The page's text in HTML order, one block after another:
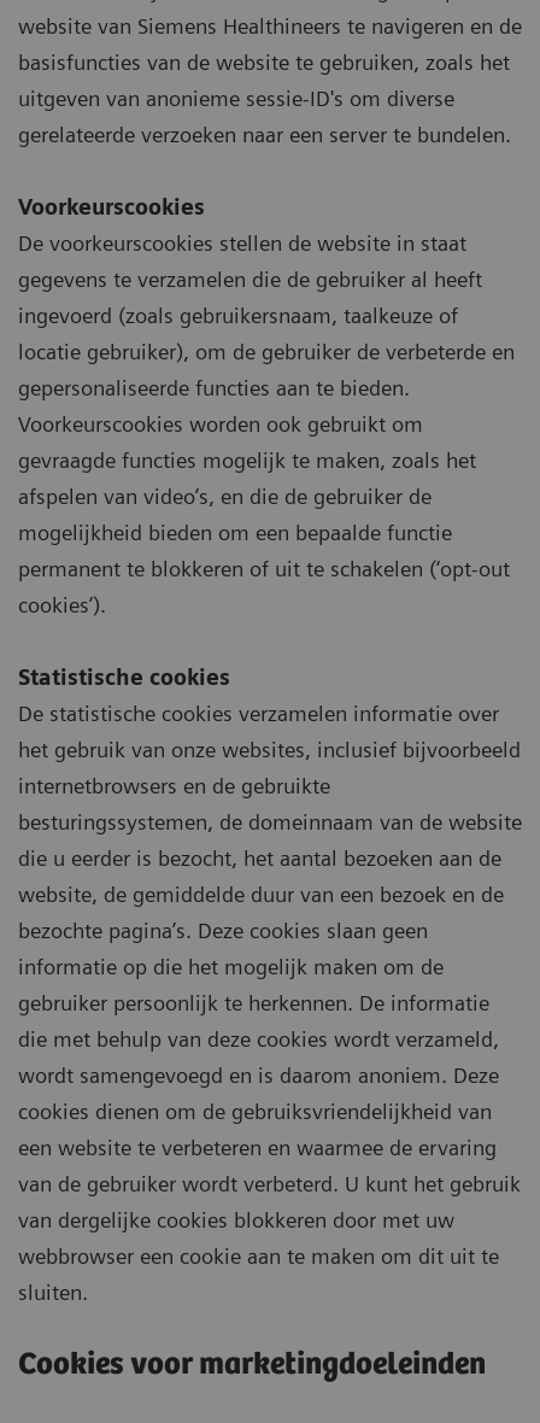
website van Siemens Healthineers te navigeren en de
basisfuncties van de website te gebruiken, zoals het
uitgeven van anonieme sessie-ID's om diverse
gerelateerde verzoeken naar een server te bundelen.
Voorkeurscookies
De voorkeurscookies stellen de website in staat
gegevens te verzamelen die de gebruiker al heeft
ingevoerd (zoals gebruikersnaam, taalkeuze of
locatie gebruiker), om de gebruiker de verbeterde en
gepersonaliseerde functies aan te bieden.
Voorkeurscookies worden ook gebruikt om
gevraagde functies mogelijk te maken, zoals het
afspelen van video’s, en die de gebruiker de
mogelijkheid bieden om een bepaalde functie
permanent te blokkeren of uit te schakelen (‘opt-out
cookies’).
Statistische cookies
De statistische cookies verzamelen informatie over
het gebruik van onze websites, inclusief bijvoorbeeld
internetbrowsers en de gebruikte
besturingssystemen, de domeinnaam van de website
die u eerder is bezocht, het aantal bezoeken aan de
website, de gemiddelde duur van een bezoek en de
bezochte pagina’s. Deze cookies slaan geen
informatie op die het mogelijk maken om de
gebruiker persoonlijk te herkennen. De informatie
die met behulp van deze cookies wordt verzameld,
wordt samengevoegd en is daarom anoniem. Deze
cookies dienen om de gebruiksvriendelijkheid van
een website te verbeteren en waarmee de ervaring
van de gebruiker wordt verbeterd. U kunt het gebruik
van dergelijke cookies blokkeren door met uw
webbrowser een cookie aan te maken om dit uit te
sluiten.
Cookies voor marketingdoeleinden